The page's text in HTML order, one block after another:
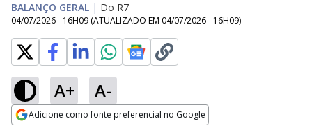
BALANÇO GERAL | Do R7
04/07/2026 - 16H09 (ATUALIZADO EM 04/07/2026 - 16H09)
A+ A-
Adicione como fonte preferencial no Google
Ativar
Loaded
17.97%